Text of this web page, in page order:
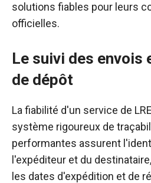
solutions fiables pour leurs
officielles.
Le suivi des envois
de dépôt
La fiabilité d'un service de
système rigoureux de
performantes assurent
l'expéditeur et du
les dates d'expédition et de